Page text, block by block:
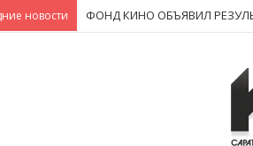
новости